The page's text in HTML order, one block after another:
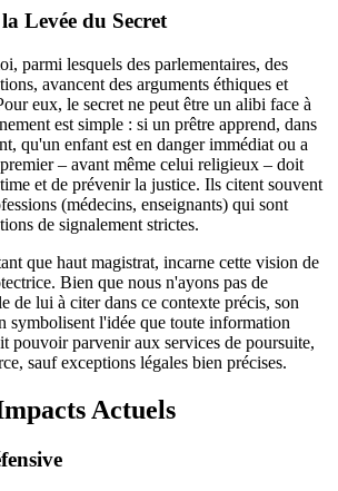
Levée du Secret
parmi lesquels des parlementaires, des
avancent des arguments éthiques et
eux, le secret ne peut être un alibi face à
est simple : si un prêtre apprend, dans
qu'un enfant est en danger immédiat ou a
– avant même celui religieux – doit
et de prévenir la justice. Ils citent souvent
(médecins, enseignants) qui sont
de signalement strictes.
que haut magistrat, incarne cette vision de
Bien que nous n'ayons pas de
de lui à citer dans ce contexte précis, son
symbolisent l'idée que toute information
pouvoir parvenir aux services de poursuite,
sauf exceptions légales bien précises.
Actuels